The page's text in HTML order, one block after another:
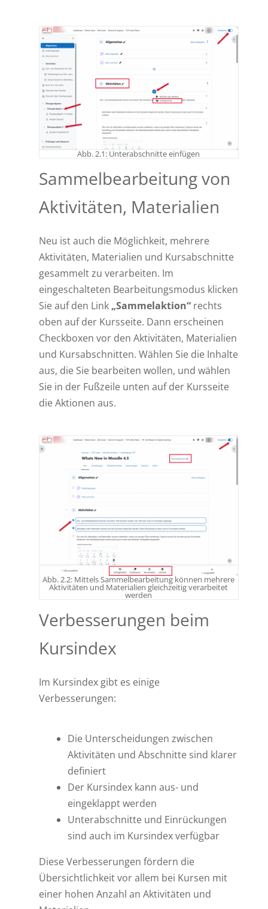
Abb. 2.1: Unterabschnitte einfügen
Sammelbearbeitung von
Aktivitäten, Materialien
Neu ist auch die Möglichkeit, mehrere
Aktivitäten, Materialien und Kursabschnitte
gesammelt zu verarbeiten. Im
eingeschalteten Bearbeitungsmodus klicken
Sie auf den Link „Sammelaktion“rechts
oben auf der Kursseite. Dann erscheinen
Checkboxen vor den Aktivitäten, Materialien
und Kursabschnitten. Wählen Sie die Inhalte
aus, die Sie bearbeiten wollen, und wählen
Sie in der Fußzeile unten auf der Kursseite
die Aktionen aus.
Abb. 2.2: Mittels Sammelbearbeitung können mehrere
Aktivitäten und Materialien gleichzeitig verarbeitet
werden
Verbesserungen beim
Kursindex
Im Kursindex gibt es einige
Verbesserungen:
Die Unterscheidungen zwischen
Aktivitäten und Abschnitte sind klarer
definiert
Der Kursindex kann aus- und
eingeklappt werden
Unterabschnitte und Einrückungen
sind auch im Kursindex verfügbar
Diese Verbesserungen fördern die
Übersichtlichkeit vor allem bei Kursen mit
einer hohen Anzahl an Aktivitäten und